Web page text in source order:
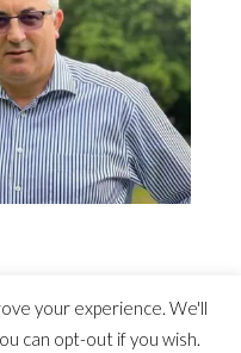
your experience. We'll
can opt-out if you wish.